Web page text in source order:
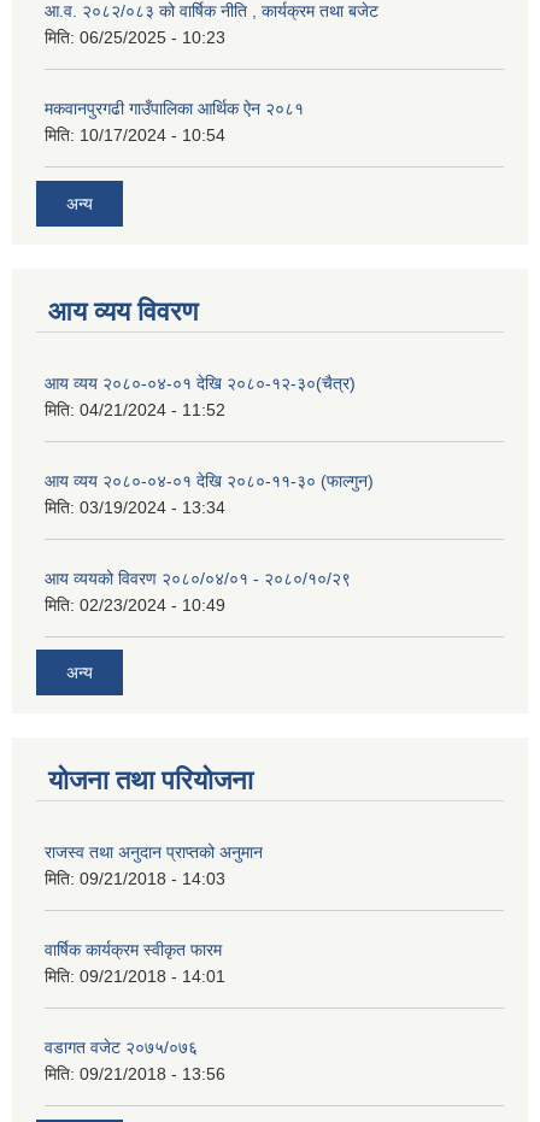
आ.व. २०८२/०८३ को वार्षिक नीति , कार्यक्रम तथा बजेट
मिति: 06/25/2025 - 10:23
मकवानपुरगढी गाउँपालिका आर्थिक ‌‌‌ऐन २०८१
मिति: 10/17/2024 - 10:54
अन्य
आय व्यय विवरण
आय व्यय २०८०-०४-०१ देखि २०८०-१२-३०(चैत्र)
मिति: 04/21/2024 - 11:52
आय व्यय २०८०-०४-०१ देखि २०८०-११-३० (फाल्गुन)
मिति: 03/19/2024 - 13:34
आय व्ययको विवरण २०८०/०४/०१ - २०८०/१०/२९
मिति: 02/23/2024 - 10:49
अन्य
योजना तथा परियोजना
राजस्व तथा अनुदान प्राप्तको अनुमान
मिति: 09/21/2018 - 14:03
वार्षिक कार्यक्रम स्वीकृत फारम
मिति: 09/21/2018 - 14:01
वडागत वजेट २०७५/०७६
मिति: 09/21/2018 - 13:56